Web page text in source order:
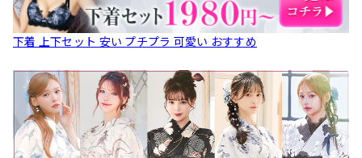
下着 上下セット 安い プチプラ 可愛い おすすめ